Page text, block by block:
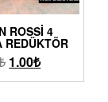
ROSSI 4
REDÜKTÖR
1.00₺